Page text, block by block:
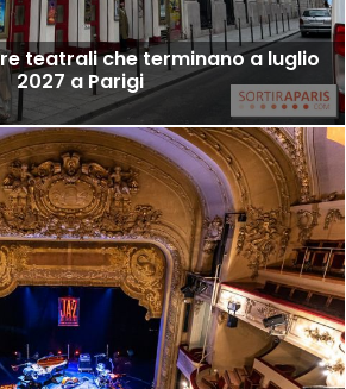
teatrali che terminano a luglio
2027 a Parigi